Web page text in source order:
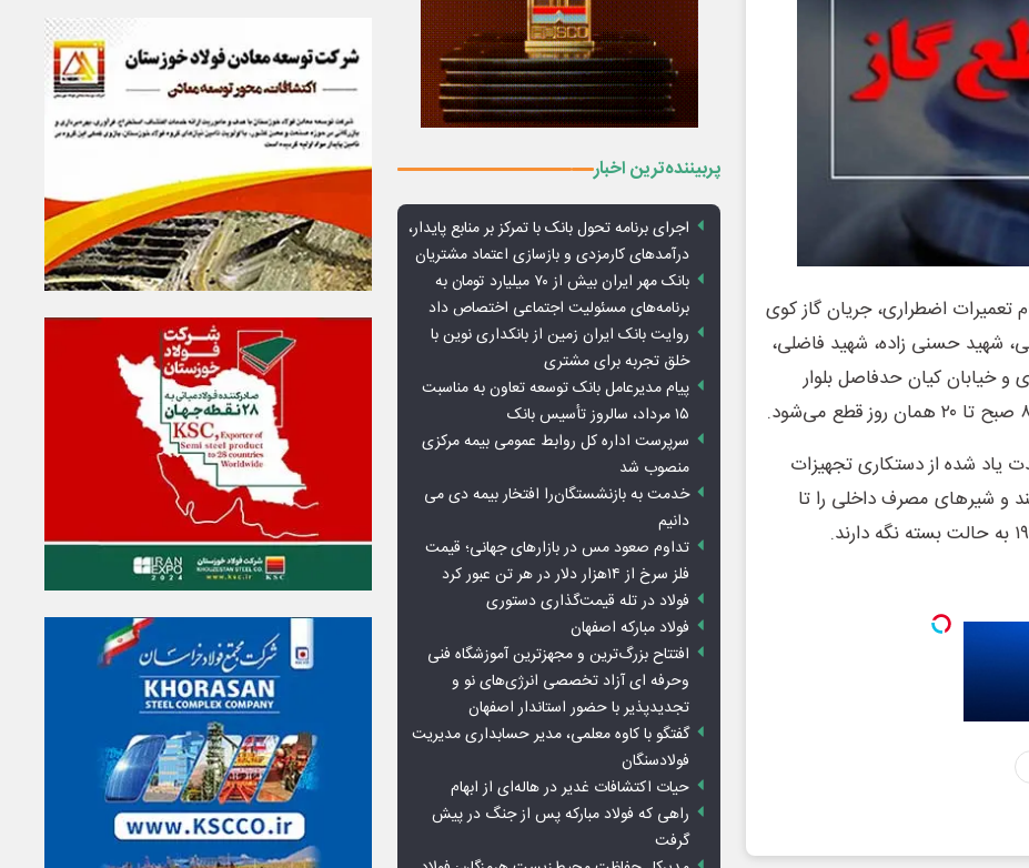
تعمیرات اضطراری، جریان گاز کوی
شهید حسنی زاده، شهید فاضلی،
و خیابان کیان حدفاصل بلوار
شده از دستکاری تجهیزات
و شیرهای مصرف داخلی را تا
پربیننده‌ترین اخبار
اجرای برنامه تحول بانک با تمرکز بر منابع پایدار،
درآمدهای کارمزدی و بازسازی اعتماد مشتریان
بانک مهر ایران بیش از ۷۰ میلیارد تومان به
برنامه‌های مسئولیت اجتماعی اختصاص داد
روایت بانک ایران زمین از بانکداری نوین با
خلق تجربه برای مشتری
پیام مدیرعامل بانک توسعه تعاون به مناسبت
۱۵ مرداد، سالروز تأسیس بانک
سرپرست اداره کل روابط عمومی بیمه مرکزی
منصوب شد
خدمت به بازنشستگان‌را افتخار بیمه دی می
دانیم
تداوم صعود مس در بازارهای جهانی؛ قیمت
فلز سرخ از ۱۴هزار دلار در هر تن عبور کرد
فولاد در تله قیمت‌گذاری دستوری
فولاد مبارکه اصفهان
افتتاح بزرگ‌ترین و مجهزترین آموزشگاه فنی
وحرفه ای آزاد تخصصی انرژی‌های نو و
تجدیدپذیر با حضور استاندار اصفهان
گفتگو با کاوه معلمی، مدیر حسابداری مدیریت
فولادسنگان
حیات اکتشافات غدیر در هاله‌ای از ابهام
راهی که فولاد مبارکه پس از جنگ در پیش
گرفت